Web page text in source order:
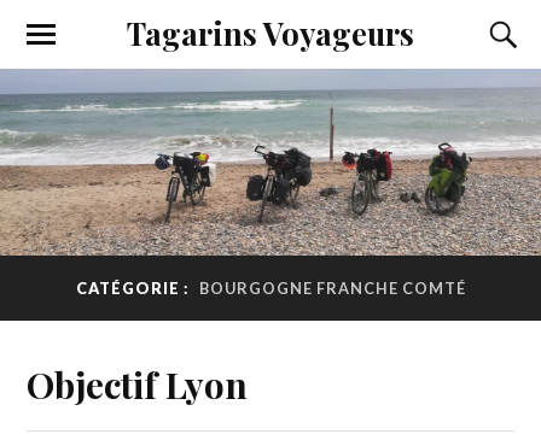
Tagarins Voyageurs
CATÉGORIE : BOURGOGNE FRANCHE COMTÉ
Objectif Lyon